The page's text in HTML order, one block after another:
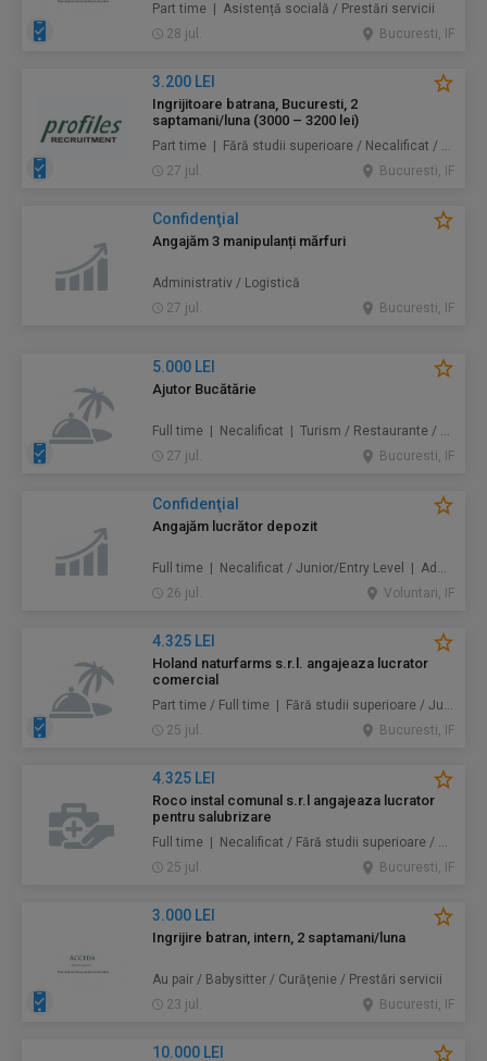
Part time | Asistență socială / Prestări servicii
28 jul.
Bucuresti, IF
3.200 LEI
Ingrijitoare batrana, Bucuresti, 2
saptamani/luna (3000 – 3200 lei)
Part time | Fără studii superioare / Necalificat / Mid-Level | Au pair / Babysitter / Curăţenie / Prestări servicii
27 jul.
Bucuresti, IF
Confidenţial
Angajăm 3 manipulanți mărfuri
Administrativ / Logistică
27 jul.
Bucuresti, IF
5.000 LEI
Ajutor Bucătărie
Full time | Necalificat | Turism / Restaurante / Hoteluri
27 jul.
Bucuresti, IF
Confidenţial
Angajăm lucrător depozit
Full time | Necalificat / Junior/Entry Level | Administrativ / Logistică
26 jul.
Voluntari, IF
4.325 LEI
Holand naturfarms s.r.l. angajeaza lucrator
comercial
Part time / Full time | Fără studii superioare / Junior/Entry Level | Alimentație / Comerț
25 jul.
Bucuresti, IF
4.325 LEI
Roco instal comunal s.r.l angajeaza lucrator
pentru salubrizare
Full time | Necalificat / Fără studii superioare / Junior/Entry Level | Protecţia mediului / Prestări servicii
25 jul.
Bucuresti, IF
3.000 LEI
Ingrijire batran, intern, 2 saptamani/luna
Au pair / Babysitter / Curăţenie / Prestări servicii
23 jul.
Bucuresti, IF
10.000 LEI